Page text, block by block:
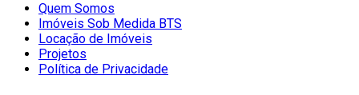
Quem Somos
Imóveis Sob Medida BTS
Locação de Imóveis
Projetos
Política de Privacidade